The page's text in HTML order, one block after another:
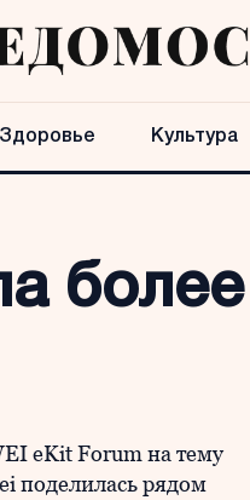
Здоровье Культура
eKit Forum на тему
поделилась рядом